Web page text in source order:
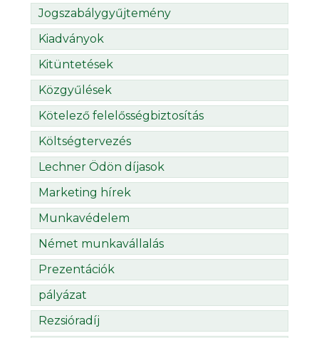
Jogszabálygyűjtemény
Kiadványok
Kitüntetések
Közgyűlések
Kötelező felelősségbiztosítás
Költségtervezés
Lechner Ödön díjasok
Marketing hírek
Munkavédelem
Német munkavállalás
Prezentációk
pályázat
Rezsióradíj